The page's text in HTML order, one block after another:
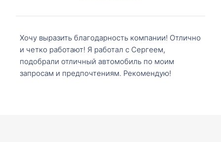
Хочу выразить благодарность компании! Отлично
и четко работают! Я работал с Сергеем,
подобрали отличный автомобиль по моим
запросам и предпочтениям. Рекомендую!